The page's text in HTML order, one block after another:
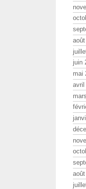
août
juin
mai
avril